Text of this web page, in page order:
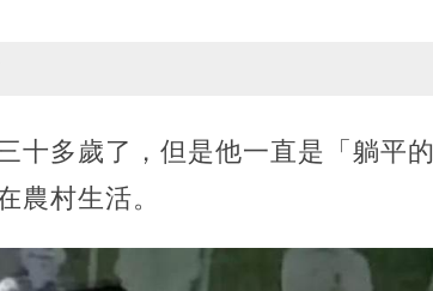
十多歲了，但是他一直是「躺平的
農村生活。